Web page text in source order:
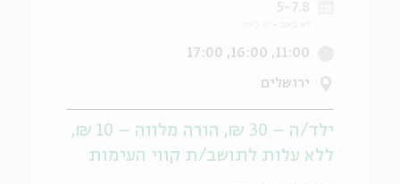
5-7.8
11:00, 16:00, 17:00
ירושלים
ילד/ה – 30 ₪, הורה מלווה – 10 ₪,
ללא עלות לתושב/ת קווי העימות